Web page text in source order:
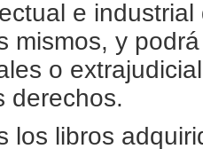
e
mismos, y
o
derechos.
los libros